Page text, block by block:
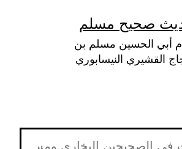
صحيح مسلم
أبي الحسين مسلم بن
القشيري النيسابوري